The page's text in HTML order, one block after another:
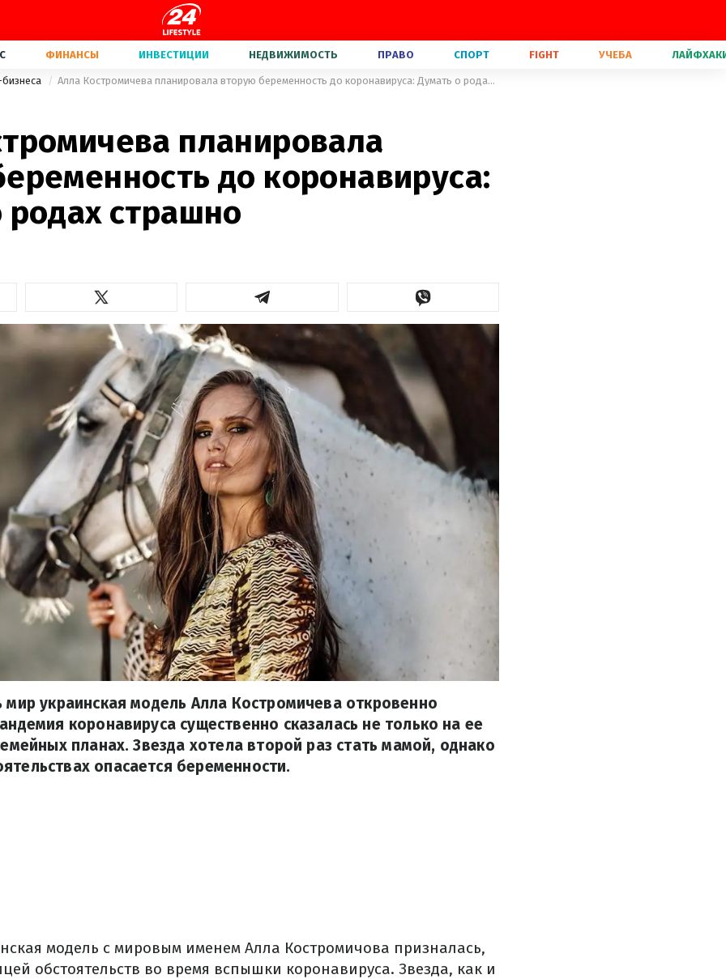
ФИНАНСЫ ИНВЕСТИЦИИ НЕДВИЖИМОСТЬ ПРАВО СПОРТ FIGHT УЧЕБА
Алла Костромичева планировала вторую беременность до коронавируса: Думать о родах страшно
планировала
до коронавируса:
родах страшно
мир украинская модель Алла Костромичева откровенно
коронавируса существенно сказалась не только на ее
планах. Звезда хотела второй раз стать мамой, однако
опасается беременности.
модель с мировым именем Алла Костромичова призналась,
обстоятельств во время вспышки коронавируса. Звезда, как и